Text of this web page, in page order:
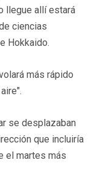
llegue allí estará
ciencias
Hokkaido.
más rápido
se desplazaban
que incluiría
el martes más